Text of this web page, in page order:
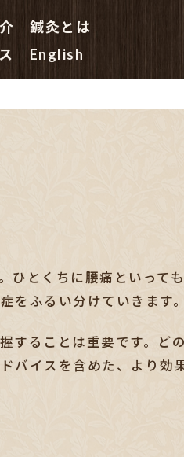
鍼灸とは
English
とくちに腰痛といって
をふるい分けていきます。
することは重要です。ど
イスを含めた、より効